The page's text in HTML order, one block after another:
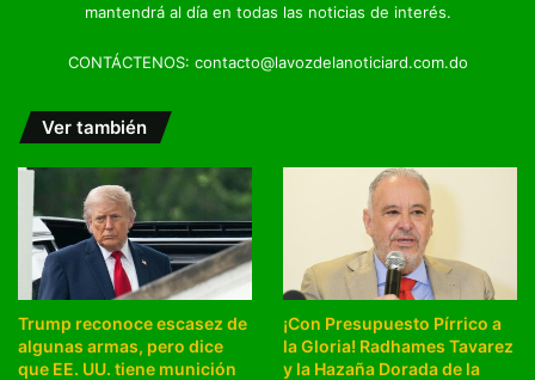
mantendrá al día en todas las noticias de interés.
CONTÁCTENOS: contacto@lavozdelanoticiard.com.do
Ver también
Trump reconoce escasez de
algunas armas, pero dice
que EE. UU. tiene munición
¡Con Presupuesto Pírrico a
la Gloria! Radhames Tavarez
y la Hazaña Dorada de la